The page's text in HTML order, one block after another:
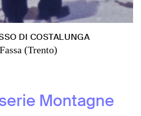
DI COSTALUNGA
(Trento)
Montagne